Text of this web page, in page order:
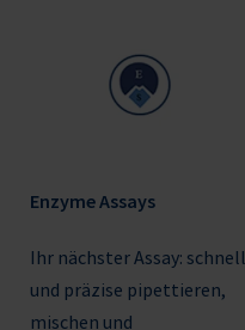
Enzyme Assays
Ihr nächster Assay: schnell
und präzise pipettieren,
mischen und